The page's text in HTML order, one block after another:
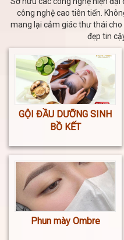
công nghệ cao tiên tiến.
mang lại cảm giác thư thái cho
đẹp tin
GỘI ĐẦU DƯỠNG SINH
BỒ KẾT
Phun mày Ombre